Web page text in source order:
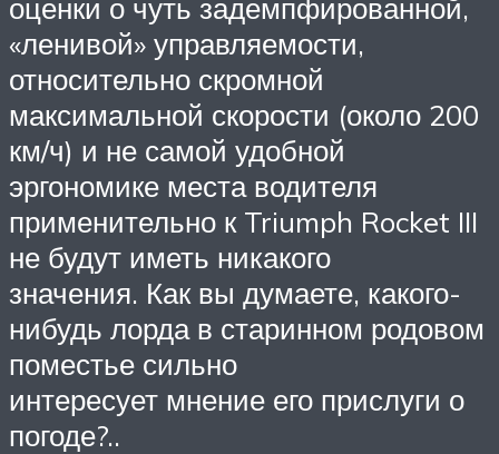
оценки о чуть задемпфированной,
«ленивой» управляемости,
относительно скромной
максимальной скорости (около 200
км/ч) и не самой удобной
эргономике места водителя
применительно к Triumph Rocket III
не будут иметь никакого
значения. Как вы думаете, какого-
нибудь лорда в старинном родовом
поместье сильно
интересует мнение его прислуги о
погоде?..